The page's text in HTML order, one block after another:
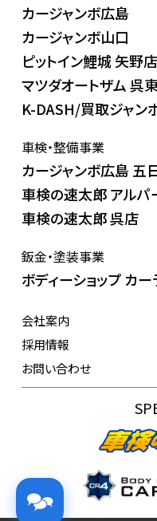
カージャンボ広島
カージャンボ山口
ピットイン鯉城 矢野店
マツダオートザム 呉
K-DASH/買取ジャン
車検・整備事業
カージャンボ広島 五
車検の速太郎 アルパ
車検の速太郎 呉店
鈑金・塗装事業
ボディーショップ カ
会社案内
採用情報
お問い合わせ